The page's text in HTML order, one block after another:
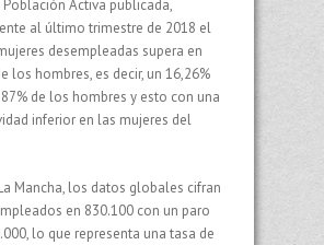
Población Activa publicada,
al último trimestre de 2018 el
desempleadas supera en
los hombres, es decir, un 16,26%
de los hombres y esto con una
inferior en las mujeres del
Mancha, los datos globales cifran
en 830.100 con un paro
lo que representa una tasa de